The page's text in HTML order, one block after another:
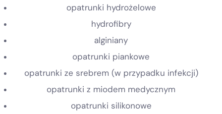
opatrunki hydrożelowe
hydrofibry
alginiany
opatrunki piankowe
opatrunki ze srebrem (w przypadku infekcji)
opatrunki z miodem medycznym
opatrunki silikonowe